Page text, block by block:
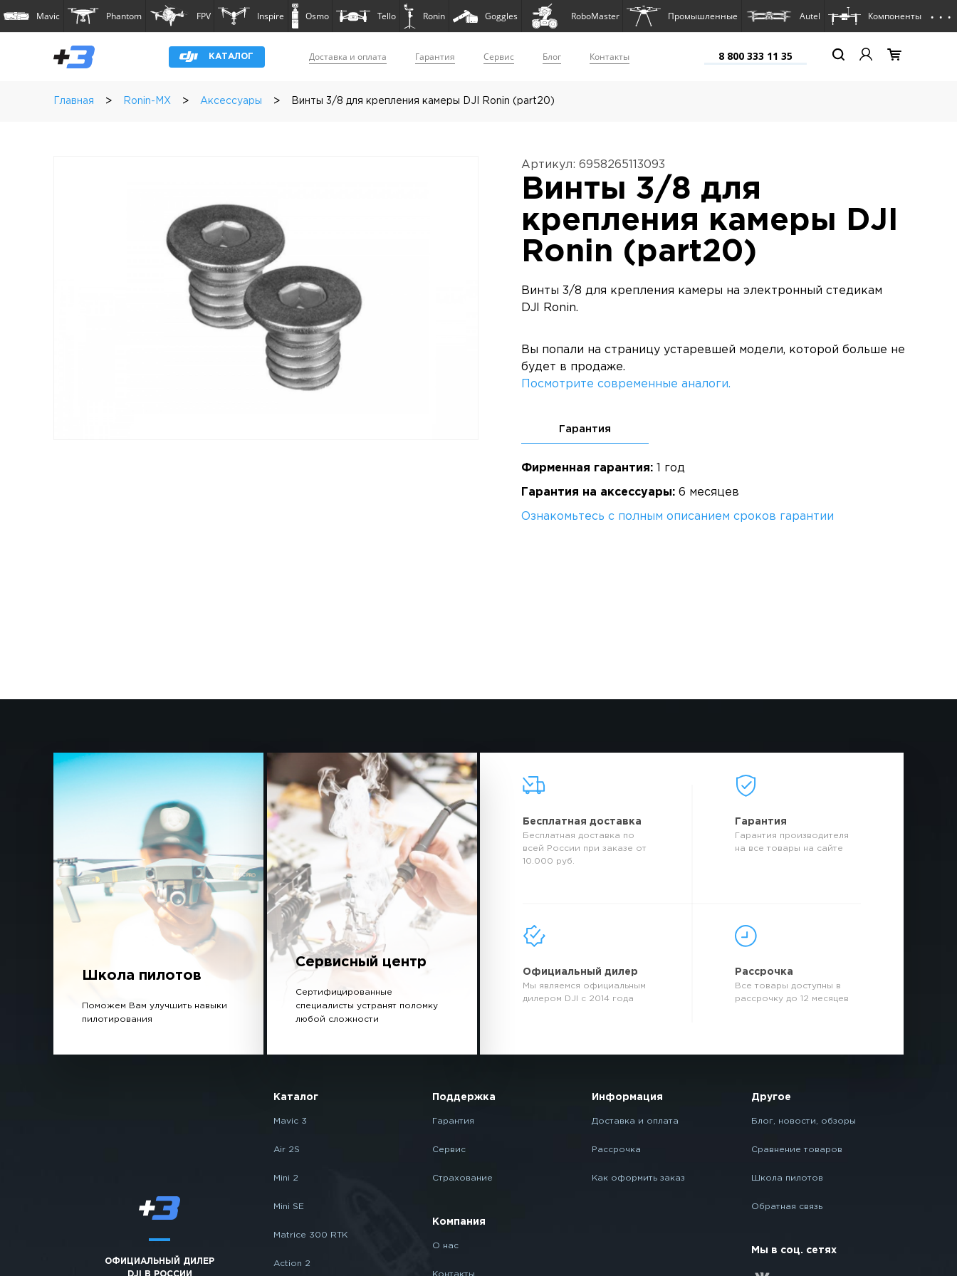
Mavic Phantom FPV Inspire Osmo Tello Ronin Goggles RoboMaster Промышленные Autel Компоненты . . .
КАТАЛОГ Доставка и оплата Гарантия Сервис Блог Контакты 8 800 333 11 35
Главная > Ronin-MX > Аксессуары > Винты 3/8 для крепления камеры DJI Ronin (part20)
Артикул: 6958265113093
Винты 3/8 для
крепления камеры DJI
Ronin (part20)
Винты 3/8 для крепления камеры на электронный стедикам
DJI Ronin.
Вы попали на страницу устаревшей модели, которой больше не
будет в продаже.
Посмотрите современные аналоги.
Гарантия
Фирменная гарантия:1 год
Гарантия на аксессуары:6 месяцев
Ознакомьтесь с полным описанием сроков гарантии
Школа пилотов
Поможем Вам улучшить навыки
пилотирования
Сервисный центр
Сертифицированные
специалисты устранят поломку
любой сложности
Бесплатная доставка
Бесплатная доставка по
всей России при заказе от
10.000 руб.
Гарантия
Гарантия производителя
на все товары на сайте
Официальный дилер
Мы являемся официальным
дилером DJI с 2014 года
Рассрочка
Все товары доступны в
рассрочку до 12 месяцев
ОФИЦИАЛЬНЫЙ ДИЛЕР
DJI В РОССИИ
Каталог
Mavic 3
Air 2S
Mini 2
Mini SE
Matrice 300 RTK
Action 2
Поддержка
Гарантия
Сервис
Страхование
Компания
О нас
Контакты
Информация
Доставка и оплата
Рассрочка
Как оформить заказ
Другое
Блог, новости, обзоры
Сравнение товаров
Школа пилотов
Обратная связь
Мы в соц. сетях